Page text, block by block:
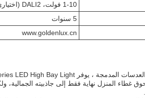
1-10 فولت، DALI2 (اختياري)
5 سنوات
www.goldenlux.cn